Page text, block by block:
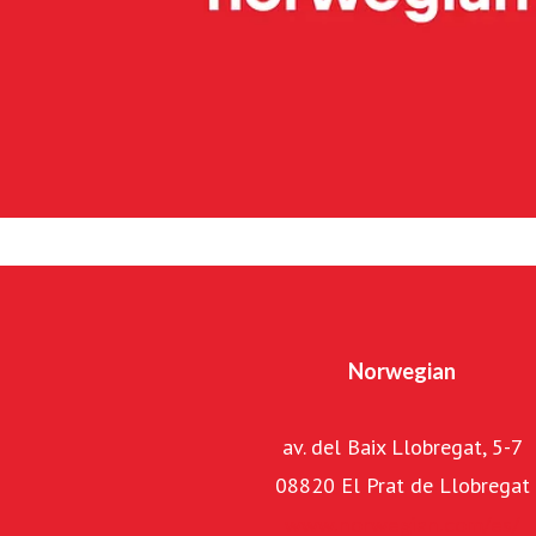
Ground Handling presta servicios de asistencia en tierra
de fósiles (SAF). Norwegian se esfuerza por
Norwegian
av. del Baix Llobregat, 5-7
08820 El Prat de Llobregat